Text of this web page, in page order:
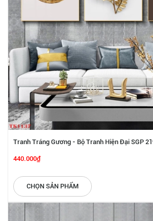
Tranh Tráng Gương - Bộ Tranh Hiện Đại SGP
440.000₫
CHỌN SẢN PHẨM